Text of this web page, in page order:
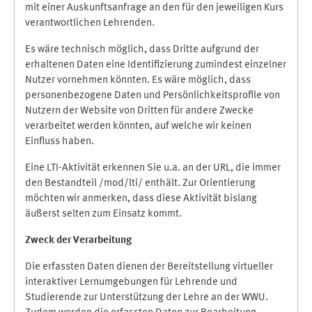
mit einer Auskunftsanfrage an den für den jeweiligen Kurs
verantwortlichen Lehrenden.
Es wäre technisch möglich, dass Dritte aufgrund der
erhaltenen Daten eine Identifizierung zumindest einzelner
Nutzer vornehmen könnten. Es wäre möglich, dass
personenbezogene Daten und Persönlichkeitsprofile von
Nutzern der Website von Dritten für andere Zwecke
verarbeitet werden könnten, auf welche wir keinen
Einfluss haben.
Eine LTI-Aktivität erkennen Sie u.a. an der URL, die immer
den Bestandteil /mod/lti/ enthält. Zur Orientierung
möchten wir anmerken, dass diese Aktivität bislang
äußerst selten zum Einsatz kommt.
Zweck der Verarbeitung
Die erfassten Daten dienen der Bereitstellung virtueller
interaktiver Lernumgebungen für Lehrende und
Studierende zur Unterstützung der Lehre an der WWU.